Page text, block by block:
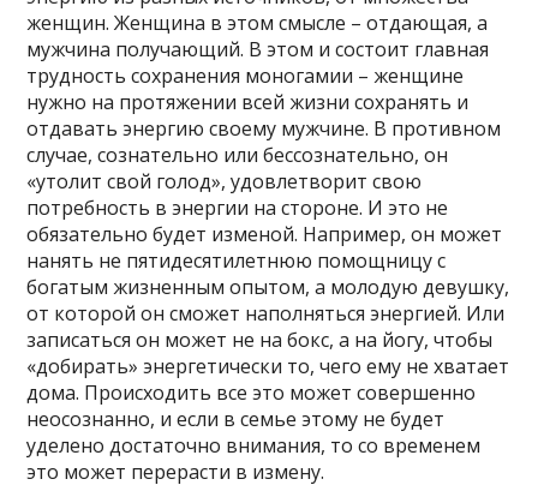
женщин. Женщина в этом смысле – отдающая, а
мужчина получающий. В этом и состоит главная
трудность сохранения моногамии – женщине
нужно на протяжении всей жизни сохранять и
отдавать энергию своему мужчине. В противном
случае, сознательно или бессознательно, он
«утолит свой голод», удовлетворит свою
потребность в энергии на стороне. И это не
обязательно будет изменой. Например, он может
нанять не пятидесятилетнюю помощницу с
богатым жизненным опытом, а молодую девушку,
от которой он сможет наполняться энергией. Или
записаться он может не на бокс, а на йогу, чтобы
«добирать» энергетически то, чего ему не хватает
дома. Происходить все это может совершенно
неосознанно, и если в семье этому не будет
уделено достаточно внимания, то со временем
это может перерасти в измену.